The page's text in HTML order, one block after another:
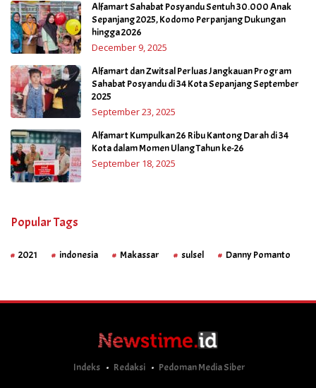
Alfamart Sahabat Posyandu Sentuh 30.000 Anak
Sepanjang 2025, Kodomo Perpanjang Dukungan
hingga 2026
December 9, 2025
Alfamart dan Zwitsal Perluas Jangkauan Program
Sahabat Posyandu di 34 Kota Sepanjang September
2025
September 23, 2025
Alfamart Kumpulkan 26 Ribu Kantong Darah di 34
Kota dalam Momen Ulang Tahun ke-26
September 18, 2025
Popular Tags
2021 indonesia Makassar sulsel Danny Pomanto
Indeks Redaksi Pedoman Media Siber